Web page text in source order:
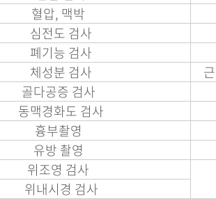
혈압, 맥박
심전도 검사
폐기능 검사
체성분 검사
골다공증 검사
동맥경화도 검사
흉부촬영
유방 촬영
위조영 검사
위내시경 검사